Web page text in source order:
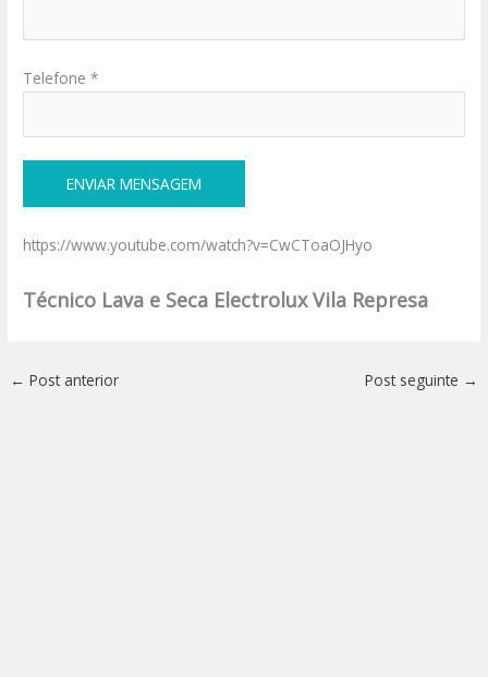
Telefone *
https://www.youtube.com/watch?v=CwCToaOJHyo
Técnico Lava e Seca Electrolux Vila Represa
← Post anterior Post seguinte →